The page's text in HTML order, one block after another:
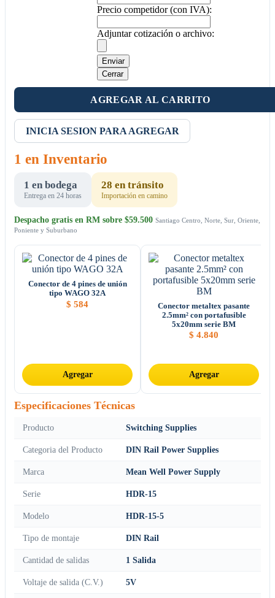
Precio competidor (con IVA):
Adjuntar cotización o archivo:
Enviar
Cerrar
AGREGAR AL CARRITO
INICIA SESION PARA AGREGAR
1 en Inventario
1 en bodega
Entrega en 24 horas
28 en tránsito
Importación en camino
Despacho gratis en RM sobre $59.500 Santiago Centro, Norte, Sur, Oriente,
Poniente y Suburbano
Conector de 4 pines de unión
tipo WAGO 32A
$ 584
Agregar
Conector metaltex pasante
2.5mm² con portafusible
5x20mm serie BM
$ 4.840
Agregar
Especificaciones Técnicas
Producto Switching Supplies
Categoria del Producto DIN Rail Power Supplies
Marca Mean Well Power Supply
Serie HDR-15
Modelo HDR-15-5
Tipo de montaje DIN Rail
Cantidad de salidas 1 Salida
Voltaje de salida (C.V.) 5V